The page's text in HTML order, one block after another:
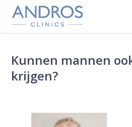
Navigatie overslaan
Kunnen mannen
krijgen?